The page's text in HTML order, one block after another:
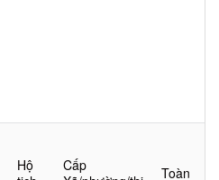
Hộ
Cấp
Toàn